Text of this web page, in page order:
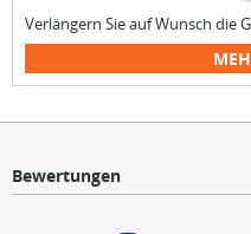
Verlängern Sie auf Wunsch die
Bewertungen